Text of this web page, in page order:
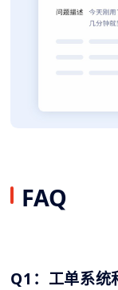
FAQ
Q1：工单系统